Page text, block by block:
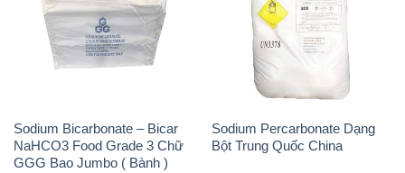
Sodium Bicarbonate – Bicar
NaHCO3 Food Grade 3 Chữ
GGG Bao Jumbo ( Bành )
Trung Quốc China
Sodium Percarbonate Dạng
Bột Trung Quốc China